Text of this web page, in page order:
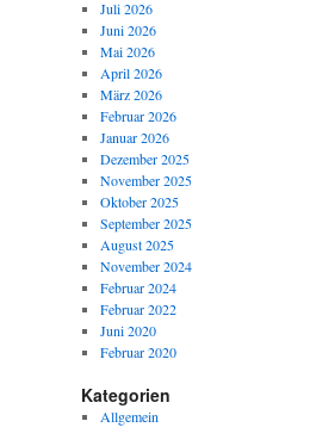
Juli 2026
Juni 2026
Mai 2026
April 2026
März 2026
Februar 2026
Januar 2026
Dezember 2025
November 2025
Oktober 2025
September 2025
August 2025
November 2024
Februar 2024
Februar 2022
Juni 2020
Februar 2020
Kategorien
Allgemein